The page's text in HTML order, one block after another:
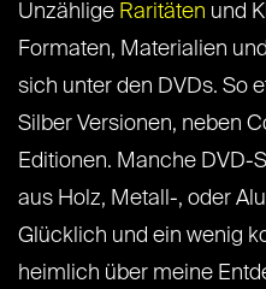
Unzählige Raritäten und
Formaten, Materialien
sich unter den DVDs. So
Silber Versionen, neben
Editionen. Manche DVD-
aus Holz, Metall-, oder
Glücklich und ein wenig
heimlich über meine